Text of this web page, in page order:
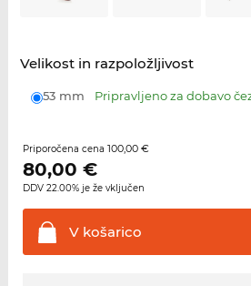
Velikost in razpoložljivost
53 mm Pripravljeno za dobavo
Priporočena cena 100,00 €
80,00 €
DDV 22.00% je že vključen
Vkošarico